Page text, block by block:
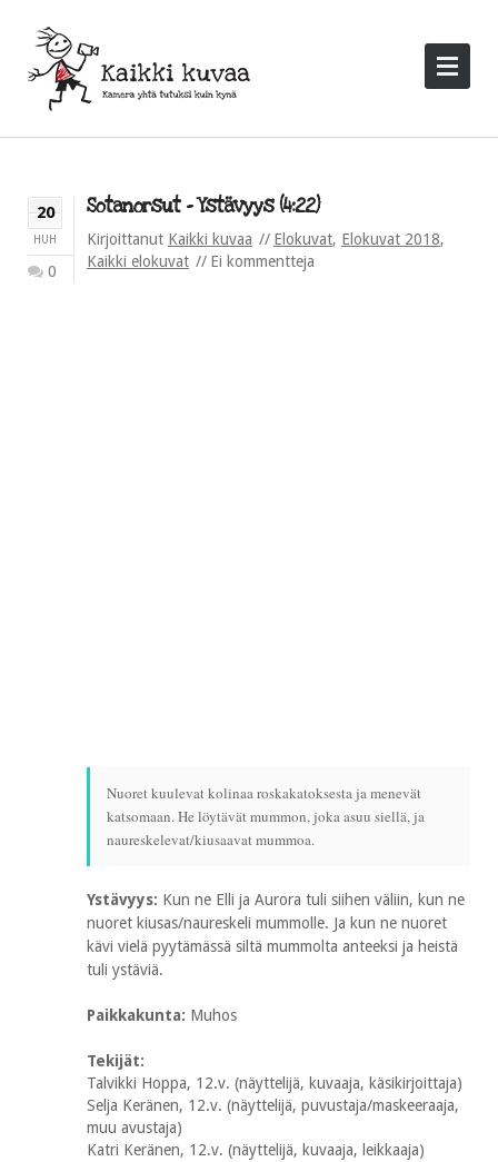
20
HUH
0
Sotanorsut – Ystävyys (4:22)
Kirjoittanut Kaikki kuvaa Elokuvat, Elokuvat 2018,
Kaikki elokuvat
Ei kommentteja
Nuoret kuulevat kolinaa roskakatoksesta ja menevät
katsomaan. He löytävät mummon, joka asuu siellä, ja
naureskelevat/kiusaavat mummoa.
Ystävyys: Kun ne Elli ja Aurora tuli siihen väliin, kun ne
nuoret kiusas/naureskeli mummolle. Ja kun ne nuoret
kävi vielä pyytämässä siltä mummolta anteeksi ja heistä
tuli ystäviä.
Paikkakunta: Muhos
Tekijät:
Talvikki Hoppa, 12.v. (näyttelijä, kuvaaja, käsikirjoittaja)
Selja Keränen, 12.v. (näyttelijä, puvustaja/maskeeraaja,
muu avustaja)
Katri Keränen, 12.v. (näyttelijä, kuvaaja, leikkaaja)